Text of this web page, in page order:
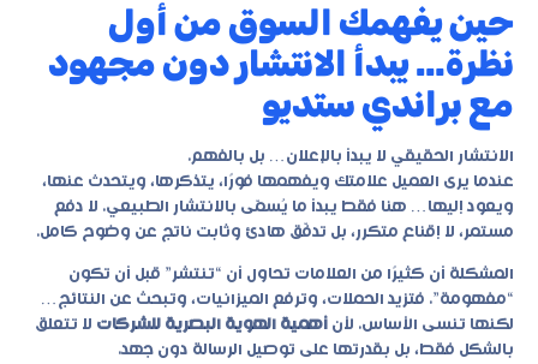
حين يفهمك السوق من أول
نظرة… يبدأ الانتشار دون مجهود
مع براندي ستديو
الانتشار الحقيقي لا يبدأ بالإعلان… بل بالفهم.
عندما يرى العميل علامتك ويفهمها فورًا، يتذكرها، ويتحدث عنها،
ويعود إليها… هنا فقط يبدأ ما يُسمّى بالانتشار الطبيعي. لا دفع
مستمر، لا إقناع متكرر، بل تدفّق هادئ وثابت ناتج عن وضوح كامل.
المشكلة أن كثيرًا من العلامات تحاول أن “تنتشر” قبل أن تكون
“مفهومة”. فتزيد الحملات، وترفع الميزانيات، وتبحث عن النتائج…
لكنها تنسى الأساس. لأن أهمية الهوية البصرية للشركات لا تتعلق
بالشكل فقط، بل بقدرتها على توصيل الرسالة دون جهد.